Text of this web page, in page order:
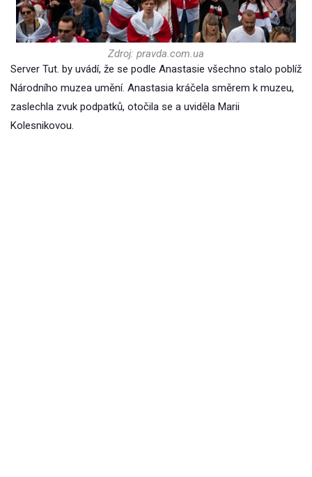
Zdroj: pravda.com.ua
Server Tut. by uvádí, že se podle Anastasie všechno stalo poblíž
Národního muzea umění. Anastasia kráčela směrem k muzeu,
zaslechla zvuk podpatků, otočila se a uviděla Marii
Kolesnikovou.